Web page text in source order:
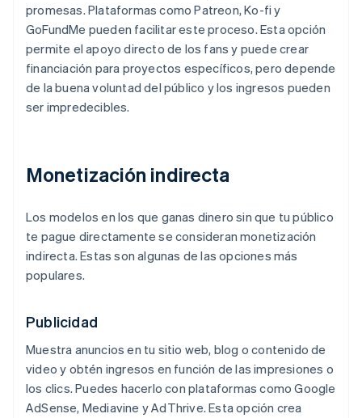
promesas. Plataformas como Patreon, Ko-fi y
GoFundMe pueden facilitar este proceso. Esta opción
permite el apoyo directo de los fans y puede crear
financiación para proyectos específicos, pero depende
de la buena voluntad del público y los ingresos pueden
ser impredecibles.
Monetización indirecta
Los modelos en los que ganas dinero sin que tu público
te pague directamente se consideran monetización
indirecta. Estas son algunas de las opciones más
populares.
Publicidad
Muestra anuncios en tu sitio web, blog o contenido de
video y obtén ingresos en función de las impresiones o
los clics. Puedes hacerlo con plataformas como Google
AdSense, Mediavine y AdThrive. Esta opción crea